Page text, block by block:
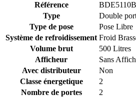
Référence
Type
Double
Type de pose
Pose Libre
Système de refroidissement Froid
Volume brut
500 Litres
Afficheur
Sans
Avec distributeur
Non
Classe énergetique
2
Nombre de portes
2